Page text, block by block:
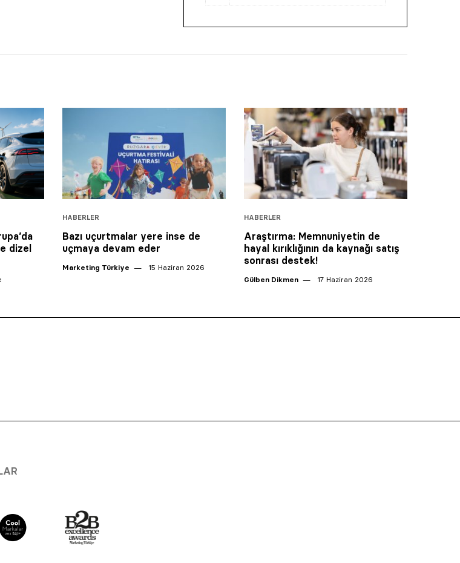
dizel
HABERLER
Bazı uçurtmalar yere inse de
uçmaya devam eder
Marketing Türkiye 15 Haziran 2026
HABERLER
Araştırma: Memnuniyetin de
hayal kırıklığının da kaynağı satış
sonrası destek!
Gülben Dikmen 17 Haziran 2026